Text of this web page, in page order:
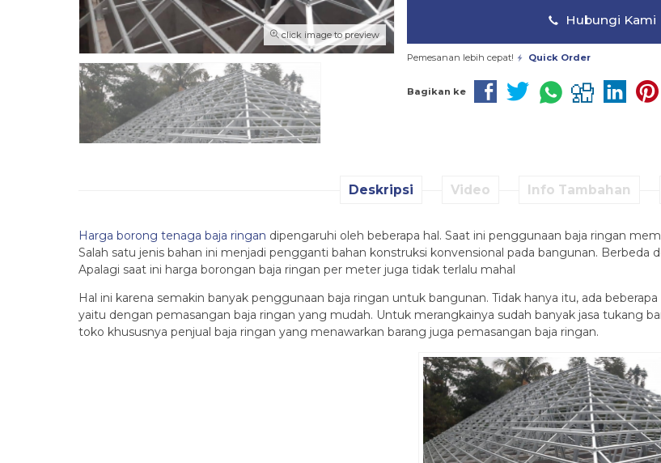
click image to preview
Hubungi Kami
Pemesanan lebih cepat! Quick Order
Bagikan ke
Deskripsi Video Info Tambahan
Harga borong tenaga baja ringan dipengaruhi oleh beberapa hal. Saat ini penggunaan baja ringan
Salah satu jenis bahan ini menjadi pengganti bahan konstruksi konvensional pada bangunan.
Apalagi saat ini harga borongan baja ringan per meter juga tidak terlalu mahal
Hal ini karena semakin banyak penggunaan baja ringan untuk bangunan. Tidak hanya itu, ada
yaitu dengan pemasangan baja ringan yang mudah. Untuk merangkainya sudah banyak jasa tukang
toko khususnya penjual baja ringan yang menawarkan barang juga pemasangan baja ringan.